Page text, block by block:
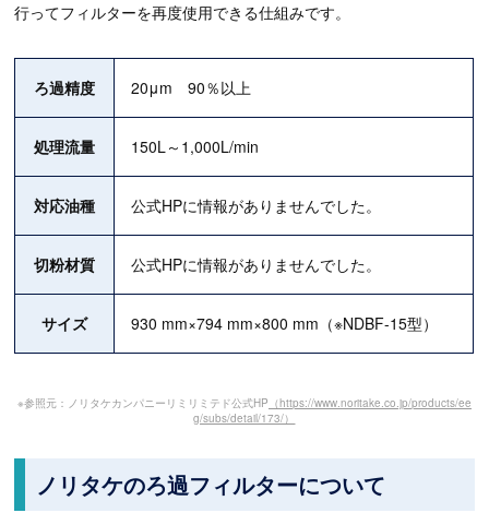
行ってフィルターを再度使用できる仕組みです。
ろ過精度 20μm 90％以上
処理流量 150L～1,000L/min
対応油種 公式HPに情報がありませんでした。
切粉材質 公式HPに情報がありませんでした。
サイズ 930 mm×794 mm×800 mm（※NDBF-15型）
※参照元：ノリタケカンパニーリミリミテド公式HP （https://www.noritake.co.jp/products/ee
g/subs/detail/173/）
ノリタケのろ過フィルターについて